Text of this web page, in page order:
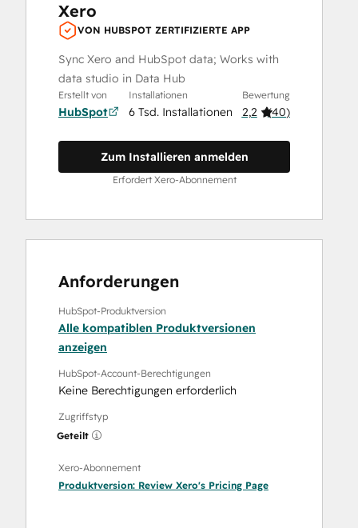
Xero
VON HUBSPOT ZERTIFIZIERTE APP
Sync Xero and HubSpot data; Works with
data studio in Data Hub
Erstellt von
HubSpot
Installationen
6 Tsd. Installationen
Bewertung
2,2 (40)
Zum Installieren anmelden
Erfordert Xero-Abonnement
Anforderungen
HubSpot-Produktversion
Alle kompatiblen Produktversionen
anzeigen
HubSpot-Account-Berechtigungen
Keine Berechtigungen erforderlich
Zugriffstyp
Geteilt
Xero-Abonnement
Produktversion: Review Xero's Pricing Page